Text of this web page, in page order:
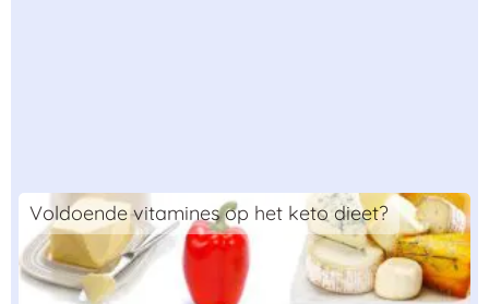
Voldoende vitamines op het keto dieet?